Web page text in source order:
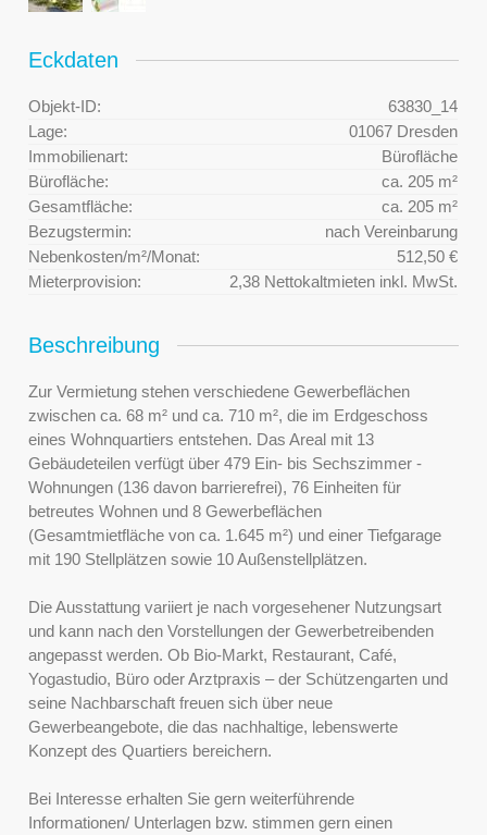
Eckdaten
Objekt-ID:
63830_14
Lage:
01067 Dresden
Immobilienart:
Bürofläche
Bürofläche:
ca. 205 m²
Gesamtfläche:
ca. 205 m²
Bezugstermin:
nach Vereinbarung
Nebenkosten/m²/Monat:
512,50 €
Mieterprovision:
2,38 Nettokaltmieten inkl. MwSt.
Beschreibung
Zur Vermietung stehen verschiedene Gewerbeflächen
zwischen ca. 68 m² und ca. 710 m², die im Erdgeschoss
eines Wohnquartiers entstehen. Das Areal mit 13
Gebäudeteilen verfügt über 479 Ein- bis Sechszimmer -
Wohnungen (136 davon barrierefrei), 76 Einheiten für
betreutes Wohnen und 8 Gewerbeflächen
(Gesamtmietfläche von ca. 1.645 m²) und einer Tiefgarage
mit 190 Stellplätzen sowie 10 Außenstellplätzen.
Die Ausstattung variiert je nach vorgesehener Nutzungsart
und kann nach den Vorstellungen der Gewerbetreibenden
angepasst werden. Ob Bio-Markt, Restaurant, Café,
Yogastudio, Büro oder Arztpraxis – der Schützengarten und
seine Nachbarschaft freuen sich über neue
Gewerbeangebote, die das nachhaltige, lebenswerte
Konzept des Quartiers bereichern.
Bei Interesse erhalten Sie gern weiterführende
Informationen/ Unterlagen bzw. stimmen gern einen